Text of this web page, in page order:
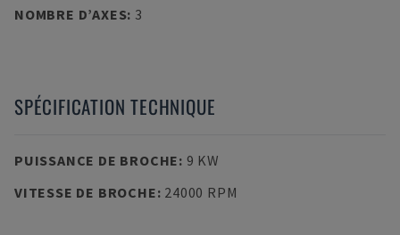
NOMBRE D’AXES: 3
SPÉCIFICATION TECHNIQUE
PUISSANCE DE BROCHE: 9 KW
VITESSE DE BROCHE: 24000 RPM